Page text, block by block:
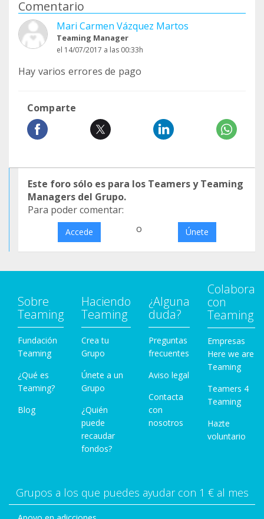
Comentario
Mari Carmen Vázquez Martos
Teaming Manager
el 14/07/2017 a las 00:33h
Hay varios errores de pago
Comparte
Este foro sólo es para los Teamers y Teaming
Managers del Grupo.
Para poder comentar:
Accede o Únete
Sobre
Teaming
Fundación
Teaming
¿Qué es
Teaming?
Blog
Haciendo
Teaming
Crea tu
Grupo
Únete a un
Grupo
¿Quién
puede
recaudar
fondos?
¿Alguna
duda?
Preguntas
frecuentes
Aviso legal
Contacta
con
nosotros
Colabora
con
Teaming
Empresas
Here we are
Teaming
Teamers 4
Teaming
Hazte
voluntario
Grupos a los que puedes ayudar con 1 € al mes